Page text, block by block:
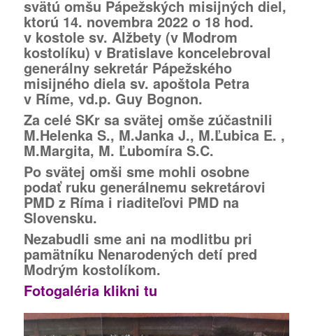
svätú omšu Pápežských misijných diel,
ktorú 14. novembra 2022 o 18 hod.
v kostole sv. Alžbety (v Modrom
kostolíku) v Bratislave koncelebroval
generálny sekretár Pápežského
misijného diela sv. apoštola Petra
v Ríme, vd.p. Guy Bognon.
Za celé SKr sa svätej omše zúčastnili
M.Helenka S., M.Janka J., M.Ľubica E. ,
M.Margita, M. Ľubomíra S.C.
Po svätej omši sme mohli osobne
podať ruku generálnemu sekretárovi
PMD z Ríma i riaditeľovi PMD na
Slovensku.
Nezabudli sme ani na modlitbu pri
pamätníku Nenarodených detí pred
Modrým kostolíkom.
Fotogaléria klikni tu